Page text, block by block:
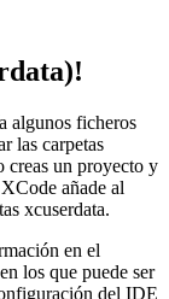
algunos ficheros
las carpetas
creas un proyecto y
añade al
xcuserdata.
en el
los que puede ser
del IDE